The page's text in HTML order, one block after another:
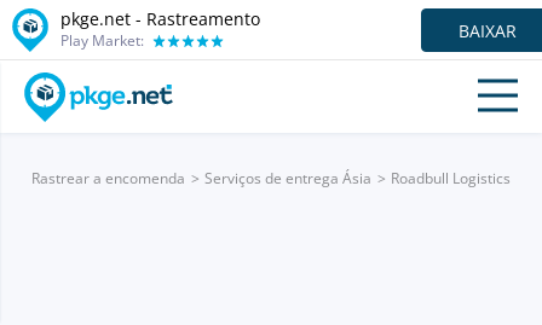
pkge.net - Rastreamento
Play Market: BAIXAR
Rastrear a encomenda Serviços de entrega Ásia Roadbull Logistics